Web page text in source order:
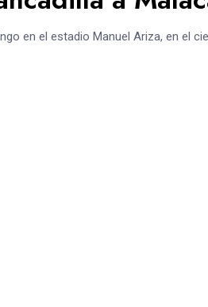
en el estadio Manuel Ariza, en el